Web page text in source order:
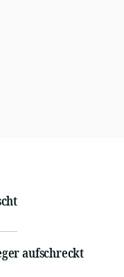
aufschreckt